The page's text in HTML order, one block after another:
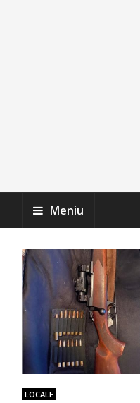
Meniu
LOCALE